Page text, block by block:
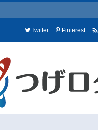
Twitter Pinterest 